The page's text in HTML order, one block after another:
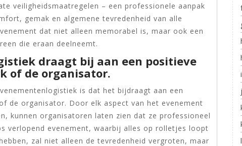
veiligheidsmaatregelen – een professionele aanpak
gemak en algemene tevredenheid van alle
dat niet alleen memorabel is, maar ook een
die eraan deelneemt.
draagt bij aan een positieve
of de organisator.
is dat het bijdraagt aan een
de organisator. Door elk aspect van het evenement
kunnen organisatoren laten zien dat ze professioneel
verlopend evenement, waarbij alles op rolletjes loopt
zal niet alleen de tevredenheid vergroten, maar